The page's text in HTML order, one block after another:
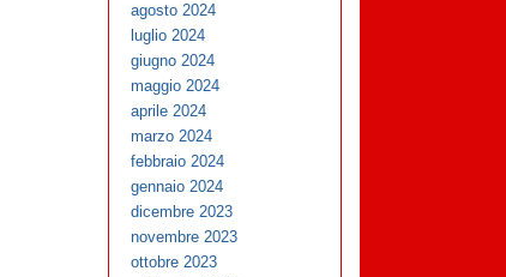
agosto 2024
luglio 2024
giugno 2024
maggio 2024
aprile 2024
marzo 2024
febbraio 2024
gennaio 2024
dicembre 2023
novembre 2023
ottobre 2023